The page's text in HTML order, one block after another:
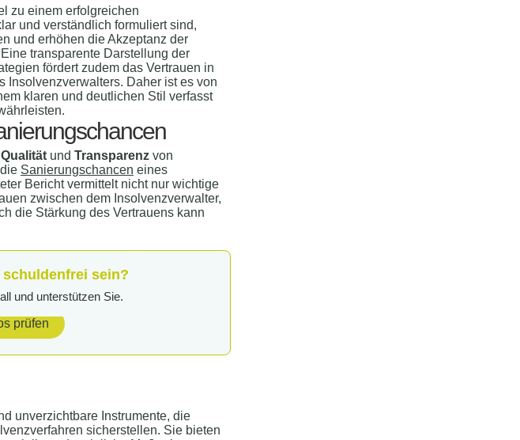
zu einem erfolgreichen
und verständlich formuliert sind,
und erhöhen die Akzeptanz der
transparente Darstellung der
fördert zudem das Vertrauen in
Insolvenzverwalters. Daher ist es von
klaren und deutlichen Stil verfasst
Qualität und Transparenz von
Sanierungschancen eines
Bericht vermittelt nicht nur wichtige
zwischen dem Insolvenzverwalter,
die Stärkung des Vertrauens kann
sein?
und unterstützen Sie.
prüfen
unverzichtbare Instrumente, die
sicherstellen. Sie bieten